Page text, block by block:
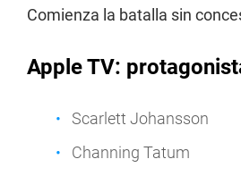
Comienza la batalla sin
Apple TV:
Scarlett Johansson
Channing Tatum